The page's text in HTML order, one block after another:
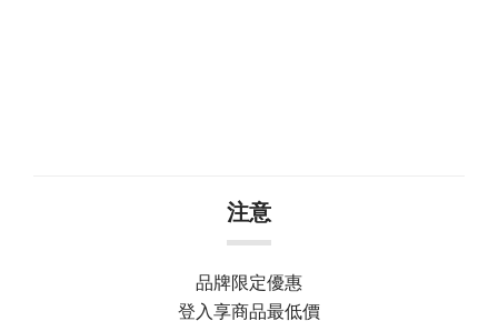
注意
品牌限定優惠
登入享商品最低價